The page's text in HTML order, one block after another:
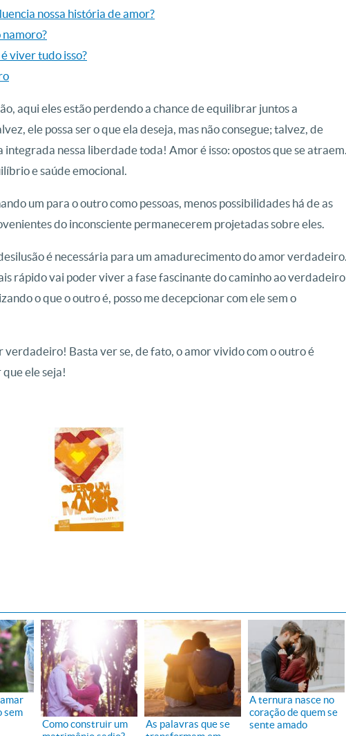
nossa história de amor?
viver tudo isso?
aqui eles estão perdendo a chance de equilibrar juntos a
ele possa ser o que ela deseja, mas não consegue; talvez, de
nessa liberdade toda! Amor é isso: opostos que se atraem.
e saúde emocional.
um para o outro como pessoas, menos possibilidades há de as
do inconsciente permanecerem projetadas sobre eles.
é necessária para um amadurecimento do amor verdadeiro.
rápido vai poder viver a fase fascinante do caminho ao verdadeiro
o que o outro é, posso me decepcionar com ele sem o
verdadeiro! Basta ver se, de fato, o amor vivido com o outro é
ele seja!
sem
Como construir um
As palavras que se
A ternura nasce no
coração de quem se
sente amado